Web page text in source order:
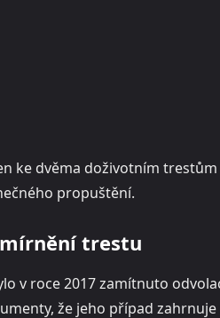
ke dvěma doživotním
propuštění.
trestu
v roce 2017 zamítnuto
že jeho případ